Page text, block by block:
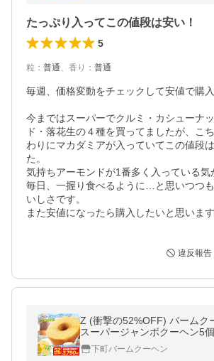
たっぷり入ってこの値段は安い！
5
粒 ： 普通、 香り ： 普通
毎週、価格変動をチェックして安値で購入
今まではスーパーでクルミ・カシューナ
ド・落花生の４種を買ってましたが、こ
わりにマカダミアが入っていてこの値段
た。
気持ちアーモンドが1番多く入っている気
毎日、一握り食べるように…と思いつつ
いしさです。
また安値になったら購入したいと思います
違反報告
Z (衝撃の52%OFF) バームクーヘン
スーパージャンボクーヘン5
ありスイーツ 訳あり 送料無
C 爆買
下町バームクーヘン